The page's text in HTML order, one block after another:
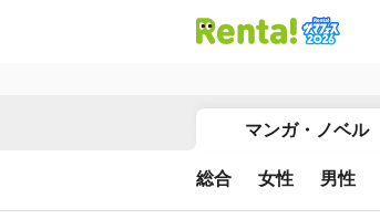
マンガ・ノベル
総合 女性 男性